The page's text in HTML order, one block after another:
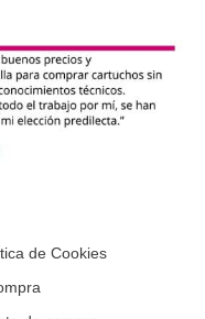
de Cookies